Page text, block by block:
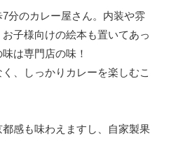
分のカレー屋さん。内装や雰
子様向けの絵本も置いてあっ
は専門店の味！
、しっかりカレーを楽しむこ
感も味わえますし、自家製果